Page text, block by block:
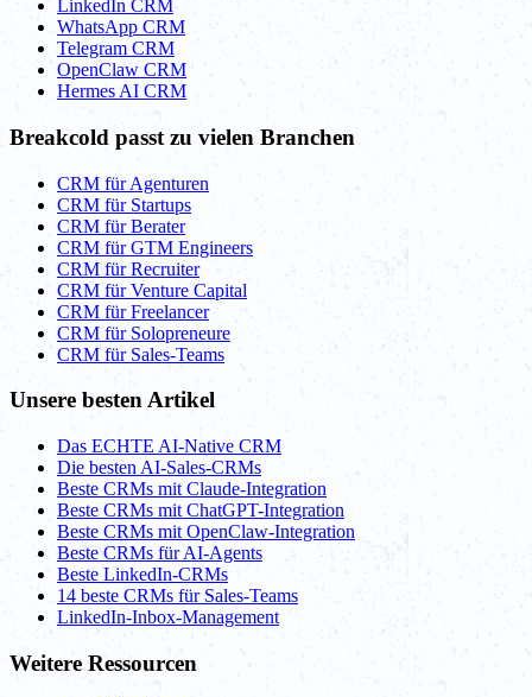
LinkedIn CRM
WhatsApp CRM
Telegram CRM
OpenClaw CRM
Hermes AI CRM
Breakcold passt zu vielen Branchen
CRM für Agenturen
CRM für Startups
CRM für Berater
CRM für GTM Engineers
CRM für Recruiter
CRM für Venture Capital
CRM für Freelancer
CRM für Solopreneure
CRM für Sales-Teams
Unsere besten Artikel
Das ECHTE AI-Native CRM
Die besten AI-Sales-CRMs
Beste CRMs mit Claude-Integration
Beste CRMs mit ChatGPT-Integration
Beste CRMs mit OpenClaw-Integration
Beste CRMs für AI-Agents
Beste LinkedIn-CRMs
14 beste CRMs für Sales-Teams
LinkedIn-Inbox-Management
Weitere Ressourcen